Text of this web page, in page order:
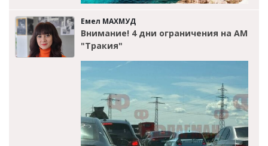
Емел МАХМУД
Внимание! 4 дни ограничения на АМ
"Тракия"